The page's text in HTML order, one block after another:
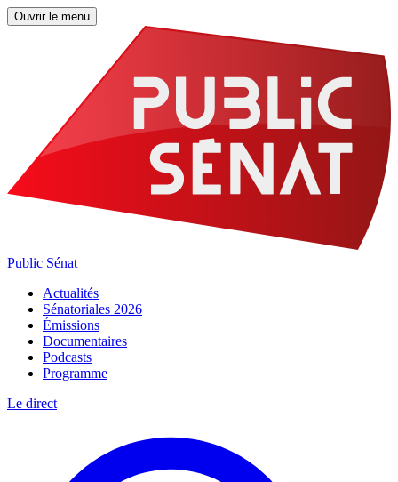
Ouvrir le menu
Public Sénat
Actualités
Sénatoriales 2026
Émissions
Documentaires
Podcasts
Programme
Le direct